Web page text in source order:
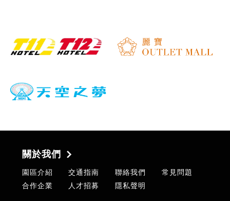
關於我們
園區介紹 交通指南 聯絡我們
常見問題
合作企業
人才招募 隱私聲明